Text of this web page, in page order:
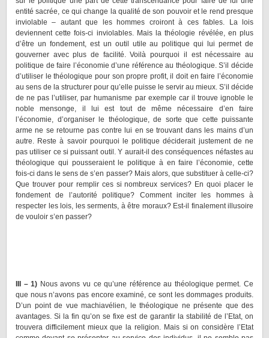
entité sacrée, ce qui change la qualité de son pouvoir et le rend presque
inviolable – autant que les hommes croiront à ces fables. La lois
deviennent cette fois-ci inviolables. Mais la théologie révélée, en plus
d’être un fondement, est un outil utile au politique qui lui permet de
gouverner avec plus de facilité. Voilà pourquoi il est nécessaire au
politique de faire l’économie d’une référence au théologique. S’il décide
d’utiliser le théologique pour son propre profit, il doit en faire l’économie
au sens de la structurer pour qu’elle puisse le servir au mieux. S’il décide
de ne pas l’utiliser, par humanisme par exemple car il trouve ignoble le
noble mensonge, il lui est tout de même nécessaire d’en faire
l’économie, d’organiser le théologique, de sorte que cette puissante
arme ne se retourne pas contre lui en se trouvant dans les mains d’un
autre. Reste à savoir pourquoi le politique déciderait justement de ne
pas utiliser ce si puissant outil. Y aurait-il des conséquences néfastes au
théologique qui pousseraient le politique à en faire l’économie, cette
fois-ci dans le sens de s’en passer? Mais alors, que substituer à celle-ci?
Que trouver pour remplir ces si nombreux services? En quoi placer le
fondement de l’autorité politique? Comment inciter les hommes à
respecter les lois, les serments, à être moraux? Est-il finalement illusoire
de vouloir s’en passer?
III – 1) Nous avons vu ce qu’une référence au théologique permet. Ce
que nous n’avons pas encore examiné, ce sont les dommages produits.
D’un point de vue machiavélien, le théologique ne présente que des
avantages. Si la fin qu’on se fixe est de garantir la stabilité de l’Etat, on
trouvera difficilement mieux que la religion. Mais si on considère l’Etat